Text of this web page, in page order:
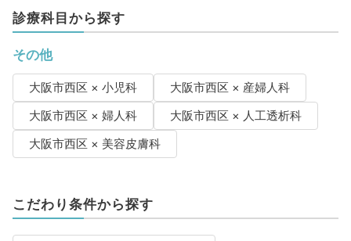
診療科目から探す
その他
大阪市西区 × 小児科
大阪市西区 × 産婦人科
大阪市西区 × 婦人科
大阪市西区 × 人工透析科
大阪市西区 × 美容皮膚科
こだわり条件から探す